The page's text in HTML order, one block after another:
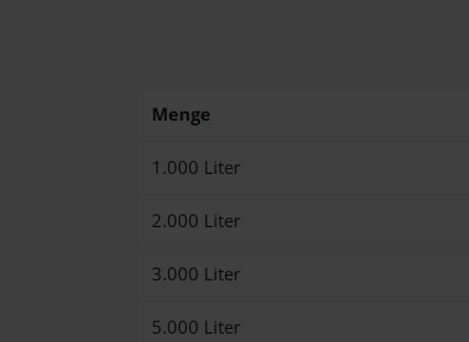
Menge
1.000 Liter
2.000 Liter
3.000 Liter
5.000 Liter